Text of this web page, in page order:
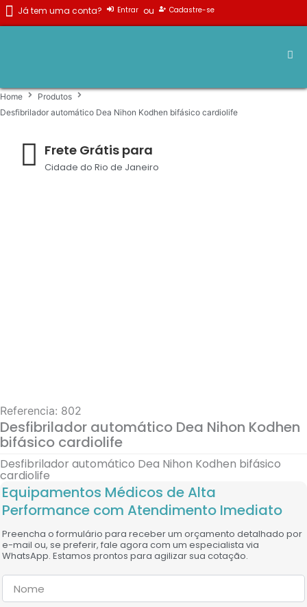
para
Já tem uma conta? Entrar ou Cadastre-se
Home
Produtos
Desfibrilador automático Dea Nihon Kodhen bifásico cardiolife
Frete Grátis para
Cidade do Rio de Janeiro
Referencia: 802
Desfibrilador automático Dea Nihon Kodhen
bifásico cardiolife
Desfibrilador automático Dea Nihon Kodhen bifásico
cardiolife
Equipamentos Médicos de Alta
Performance com Atendimento Imediato
Preencha o formulário para receber um orçamento detalhado por
e-mail ou, se preferir, fale agora com um especialista via
WhatsApp. Estamos prontos para agilizar sua cotação.
Nome